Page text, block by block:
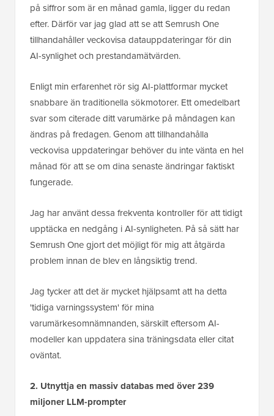
på siffror som är en månad gamla, ligger du redan
efter. Därför var jag glad att se att Semrush One
tillhandahåller veckovisa datauppdateringar för din
AI-synlighet och prestandamätvärden.
Enligt min erfarenhet rör sig AI-plattformar mycket
snabbare än traditionella sökmotorer. Ett omedelbart
svar som citerade ditt varumärke på måndagen kan
ändras på fredagen. Genom att tillhandahålla
veckovisa uppdateringar behöver du inte vänta en hel
månad för att se om dina senaste ändringar faktiskt
fungerade.
Jag har använt dessa frekventa kontroller för att tidigt
upptäcka en nedgång i AI-synligheten. På så sätt har
Semrush One gjort det möjligt för mig att åtgärda
problem innan de blev en långsiktig trend.
Jag tycker att det är mycket hjälpsamt att ha detta
'tidiga varningssystem' för mina
varumärkesomnämnanden, särskilt eftersom AI-
modeller kan uppdatera sina träningsdata eller citat
oväntat.
2. Utnyttja en massiv databas med över 239
miljoner LLM-prompter